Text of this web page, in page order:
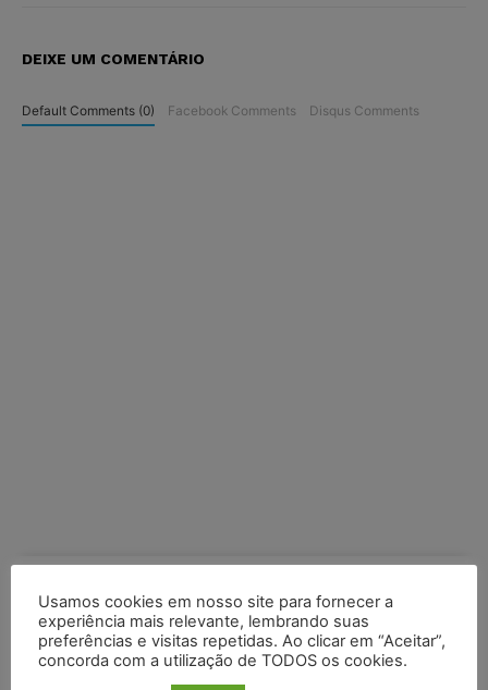
DEIXE UM COMENTÁRIO
Default Comments (0) Facebook Comments Disqus Comments
COMPARTILHE
Usamos cookies em nosso site para fornecer a
experiência mais relevante, lembrando suas
preferências e visitas repetidas. Ao clicar em “Aceitar”,
concorda com a utilização de TODOS os cookies.